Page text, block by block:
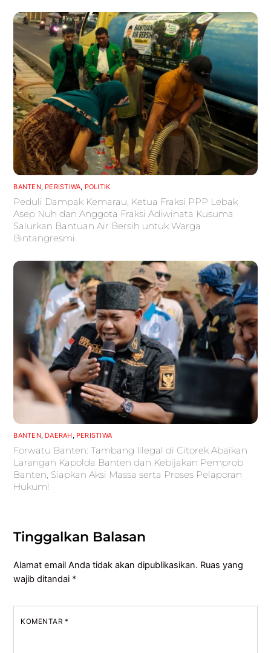
BANTEN, PERISTIWA, POLITIK
Peduli Dampak Kemarau, Ketua Fraksi PPP Lebak
Asep Nuh dan Anggota Fraksi Adiwinata Kusuma
Salurkan Bantuan Air Bersih untuk Warga
Bintangresmi
BANTEN, DAERAH, PERISTIWA
Forwatu Banten: Tambang Iilegal di Citorek Abaikan
Larangan Kapolda Banten dan Kebijakan Pemprob
Banten, Siapkan Aksi Massa serta Proses Pelaporan
Hukum!
Tinggalkan Balasan
Alamat email Anda tidak akan dipublikasikan. Ruas yang
wajib ditandai *
KOMENTAR *